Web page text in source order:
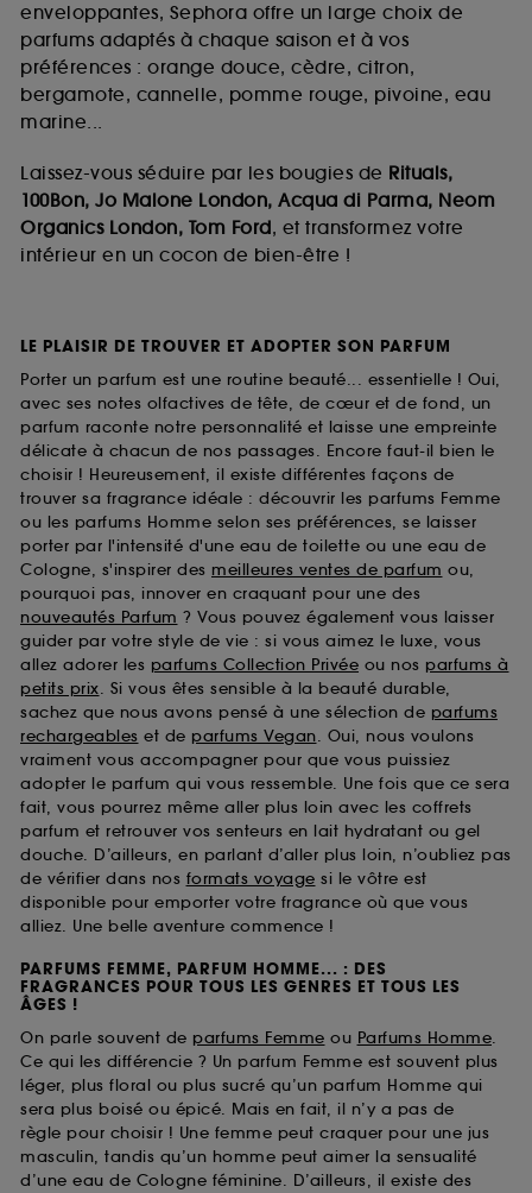
enveloppantes, Sephora offre un large choix de
parfums adaptés à chaque saison et à vos
préférences : orange douce, cèdre, citron,
bergamote, cannelle, pomme rouge, pivoine, eau
marine...
Laissez-vous séduire par les bougies de Rituals,
100Bon, Jo Malone London, Acqua di Parma, Neom
Organics London, Tom Ford, et transformez votre
intérieur en un cocon de bien-être !
LE PLAISIR DE TROUVER ET ADOPTER SON PARFUM
Porter un parfum est une routine beauté... essentielle ! Oui,
avec ses notes olfactives de tête, de cœur et de fond, un
parfum raconte notre personnalité et laisse une empreinte
délicate à chacun de nos passages. Encore faut-il bien le
choisir ! Heureusement, il existe différentes façons de
trouver sa fragrance idéale : découvrir les parfums Femme
ou les parfums Homme selon ses préférences, se laisser
porter par l'intensité d'une eau de toilette ou une eau de
Cologne, s'inspirer des meilleures ventes de parfum ou,
pourquoi pas, innover en craquant pour une des
nouveautés Parfum ? Vous pouvez également vous laisser
guider par votre style de vie : si vous aimez le luxe, vous
allez adorer les parfums Collection Privée ou nos parfums à
petits prix. Si vous êtes sensible à la beauté durable,
sachez que nous avons pensé à une sélection de parfums
rechargeables et de parfums Vegan. Oui, nous voulons
vraiment vous accompagner pour que vous puissiez
adopter le parfum qui vous ressemble. Une fois que ce sera
fait, vous pourrez même aller plus loin avec les coffrets
parfum et retrouver vos senteurs en lait hydratant ou gel
douche. D’ailleurs, en parlant d’aller plus loin, n’oubliez pas
de vérifier dans nos formats voyage si le vôtre est
disponible pour emporter votre fragrance où que vous
alliez. Une belle aventure commence !
PARFUMS FEMME, PARFUM HOMME... : DES
FRAGRANCES POUR TOUS LES GENRES ET TOUS LES
ÂGES !
On parle souvent de parfums Femme ou Parfums Homme.
Ce qui les différencie ? Un parfum Femme est souvent plus
léger, plus floral ou plus sucré qu’un parfum Homme qui
sera plus boisé ou épicé. Mais en fait, il n’y a pas de
règle pour choisir ! Une femme peut craquer pour une jus
masculin, tandis qu’un homme peut aimer la sensualité
d’une eau de Cologne féminine. D’ailleurs, il existe des